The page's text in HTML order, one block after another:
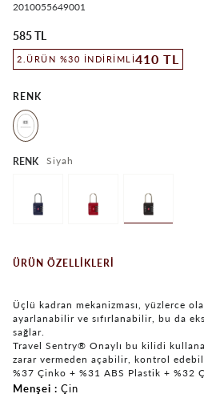
2010055649001
585 TL
2.ÜRÜN %30 İNDIRIMLI410 TL
RENK
RENK Siyah
ÜRÜN ÖZELLIKLERI
Üçlü kadran mekanizması, yüzlerce
ayarlanabilir ve sıfırlanabilir, bu da
sağlar.
Travel Sentry® Onaylı bu kilidi
zarar vermeden açabilir, kontrol
%37 Çinko + %31 ABS Plastik + %32
Menşei Çin